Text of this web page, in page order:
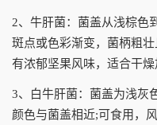
2、牛肝菌：菌盖从浅棕色
斑点或色彩渐变，菌柄粗
有浓郁坚果风味，适合干燥
3、白牛肝菌：菌盖为浅灰
颜色与菌盖相近;可食用，